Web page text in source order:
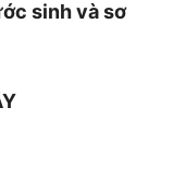
sinh và sơ